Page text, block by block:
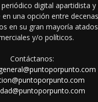
digital apartidista y
una opción entre
en su gran mayoría
y/o políticos.
Contáctanos: